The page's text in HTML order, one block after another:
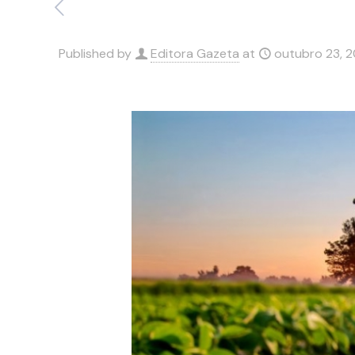
Published by Editora Gazeta at outubro 23,